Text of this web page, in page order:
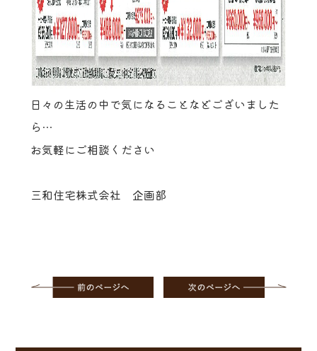
日々の生活の中で気になることなどございました
ら…
お気軽にご相談ください
三和住宅株式会社 企画部